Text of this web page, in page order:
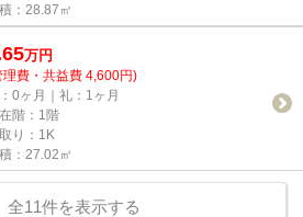
：28.87㎡
万円
理費・共益費 4,600円)
0ヶ月｜礼：1ヶ月
階：1階
り：1K
：27.02㎡
全11件を表示する